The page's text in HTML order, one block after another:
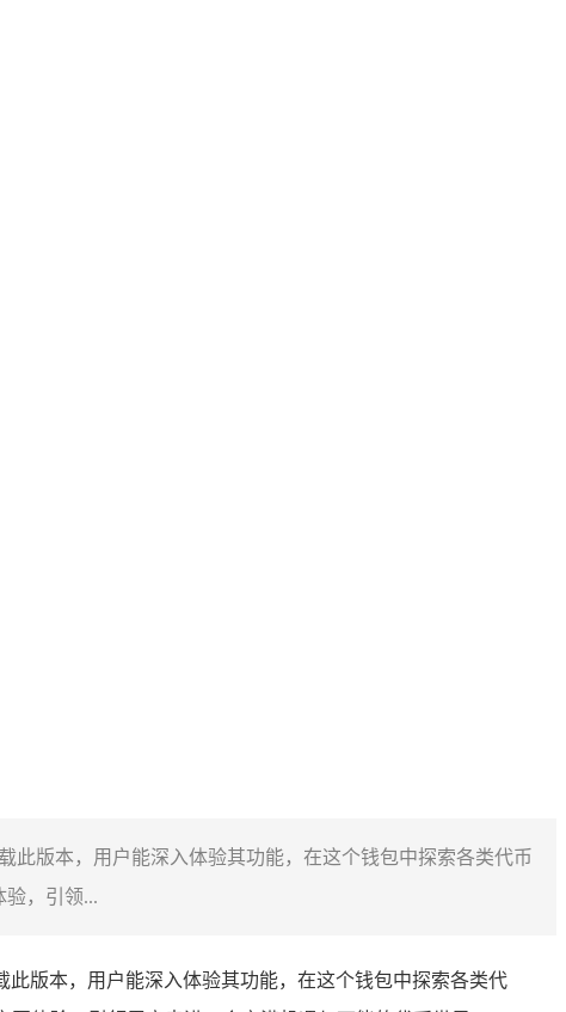
此版本，用户能深入体验其功能，在这个钱包中探索各类代币
，引领...
此版本，用户能深入体验其功能，在这个钱包中探索各类代